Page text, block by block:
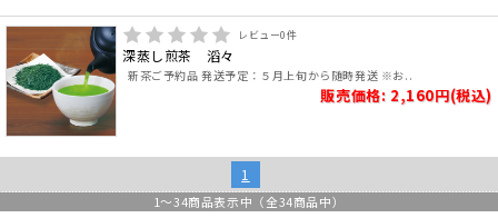
レビュー0件
深蒸し煎茶 滔々
新茶ご予約品 発送予定：５月上旬から随時発送 ※お..
販売価格: 2,160円(税込)
1
1～34商品表示中（全34商品中）